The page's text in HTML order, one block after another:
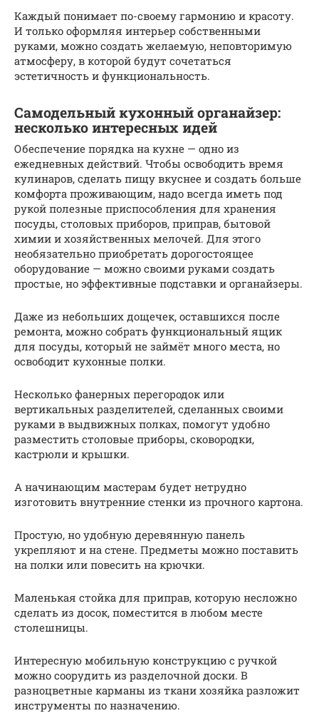
Каждый понимает по-своему гармонию и красоту.
И только оформляя интерьер собственными
руками, можно создать желаемую, неповторимую
атмосферу, в которой будут сочетаться
эстетичность и функциональность.
Самодельный кухонный органайзер:
несколько интересных идей
Обеспечение порядка на кухне — одно из
ежедневных действий. Чтобы освободить время
кулинаров, сделать пищу вкуснее и создать больше
комфорта проживающим, надо всегда иметь под
рукой полезные приспособления для хранения
посуды, столовых приборов, приправ, бытовой
химии и хозяйственных мелочей. Для этого
необязательно приобретать дорогостоящее
оборудование — можно своими руками создать
простые, но эффективные подставки и органайзеры.
Даже из небольших дощечек, оставшихся после
ремонта, можно собрать функциональный ящик
для посуды, который не займёт много места, но
освободит кухонные полки.
Несколько фанерных перегородок или
вертикальных разделителей, сделанных своими
руками в выдвижных полках, помогут удобно
разместить столовые приборы, сковородки,
кастрюли и крышки.
А начинающим мастерам будет нетрудно
изготовить внутренние стенки из прочного картона.
Простую, но удобную деревянную панель
укрепляют и на стене. Предметы можно поставить
на полки или повесить на крючки.
Маленькая стойка для приправ, которую несложно
сделать из досок, поместится в любом месте
столешницы.
Интересную мобильную конструкцию с ручкой
можно соорудить из разделочной доски. В
разноцветные карманы из ткани хозяйка разложит
инструменты по назначению.